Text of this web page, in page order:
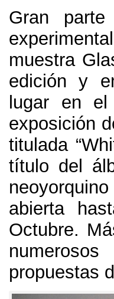
Gran
muestra
edición y
lugar en
exposición
titulada
título del
abierta
Octubre.
propuestas